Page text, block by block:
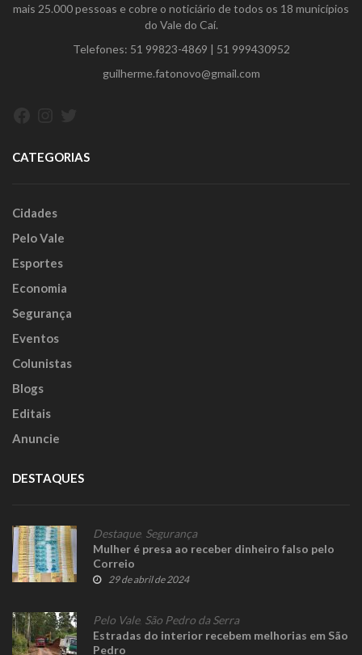
mais 25.000 pessoas e cobre o noticiário de todos os 18 municípios
do Vale do Caí.
Telefones: 51 99823-4869 | 51 999430952
guilherme.fatonovo@gmail.com
CATEGORIAS
Cidades
Pelo Vale
Esportes
Economia
Segurança
Eventos
Colunistas
Blogs
Editais
Anuncie
DESTAQUES
Destaque, Segurança
Mulher é presa ao receber dinheiro falso pelo
Correio
29 de abril de 2024
Pelo Vale, São Pedro da Serra
Estradas do interior recebem melhorias em São
Pedro